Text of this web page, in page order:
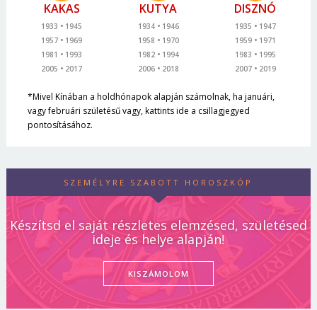
KAKAS
1933
1945
1957
1969
1981
1993
2005
2017
KUTYA
1934
1946
1958
1970
1982
1994
2006
2018
DISZNÓ
1935
1947
1959
1971
1983
1995
2007
2019
*Mivel Kínában a holdhónapok alapján számolnak, ha januári,
vagy februári születésű vagy, kattints ide a csillagjegyed
pontosításához.
SZEMÉLYRE SZABOTT HOROSZKÓP
Készítsd el saját részletes elemzésed, születésed
ideje és helye alapján!
KISZÁMOLOM